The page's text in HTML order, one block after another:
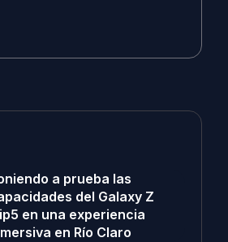
a prueba las
del Galaxy Z
en una experiencia
en Río Claro